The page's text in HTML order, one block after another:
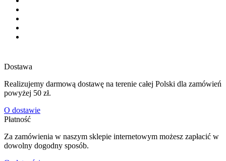
Dostawa
Realizujemy darmową dostawę na terenie całej Polski dla zamówień
powyżej 50 zł.
O dostawie
Płatność
Za zamówienia w naszym sklepie internetowym możesz zapłacić w
dowolny dogodny sposób.